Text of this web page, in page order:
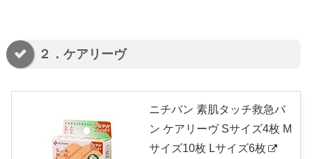
２．ケアリーヴ
ニチバン 素肌タッチ救急バ
ン ケアリーヴ Sサイズ4枚 M
サイズ10枚 Lサイズ6枚